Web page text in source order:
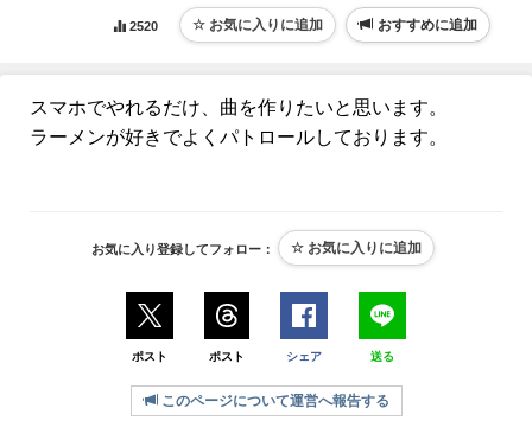
2520 おすすめに追加
スマホでやれるだけ、曲を作りたいと思います。
ラーメンが好きでよくパトロールしております。
お気に入り登録してフォロー：
ポスト ポスト シェア 送る
このページについて運営へ報告する